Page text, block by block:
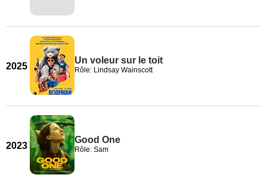
2025
Un voleur sur le toit
Rôle: Lindsay Wainscott
2023
Good One
Rôle: Sam